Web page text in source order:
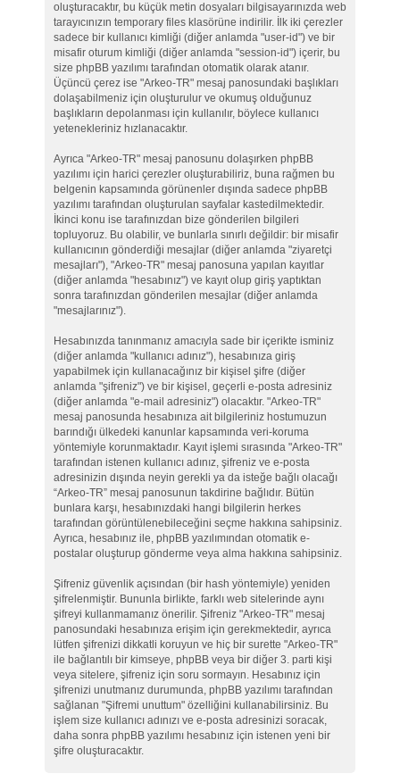
oluşturacaktır, bu küçük metin dosyaları bilgisayarınızda web
tarayıcınızın temporary files klasörüne indirilir. İlk iki çerezler
sadece bir kullanıcı kimliği (diğer anlamda "user-id") ve bir
misafir oturum kimliği (diğer anlamda "session-id") içerir, bu
size phpBB yazılımı tarafından otomatik olarak atanır.
Üçüncü çerez ise "Arkeo-TR" mesaj panosundaki başlıkları
dolaşabilmeniz için oluşturulur ve okumuş olduğunuz
başlıkların depolanması için kullanılır, böylece kullanıcı
yetenekleriniz hızlanacaktır.
Ayrıca "Arkeo-TR" mesaj panosunu dolaşırken phpBB
yazılımı için harici çerezler oluşturabiliriz, buna rağmen bu
belgenin kapsamında görünenler dışında sadece phpBB
yazılımı tarafından oluşturulan sayfalar kastedilmektedir.
İkinci konu ise tarafınızdan bize gönderilen bilgileri
topluyoruz. Bu olabilir, ve bunlarla sınırlı değildir: bir misafir
kullanıcının gönderdiği mesajlar (diğer anlamda "ziyaretçi
mesajları"), "Arkeo-TR" mesaj panosuna yapılan kayıtlar
(diğer anlamda "hesabınız") ve kayıt olup giriş yaptıktan
sonra tarafınızdan gönderilen mesajlar (diğer anlamda
"mesajlarınız").
Hesabınızda tanınmanız amacıyla sade bir içerikte isminiz
(diğer anlamda "kullanıcı adınız"), hesabınıza giriş
yapabilmek için kullanacağınız bir kişisel şifre (diğer
anlamda "şifreniz") ve bir kişisel, geçerli e-posta adresiniz
(diğer anlamda "e-mail adresiniz") olacaktır. "Arkeo-TR"
mesaj panosunda hesabınıza ait bilgileriniz hostumuzun
barındığı ülkedeki kanunlar kapsamında veri-koruma
yöntemiyle korunmaktadır. Kayıt işlemi sırasında "Arkeo-TR"
tarafından istenen kullanıcı adınız, şifreniz ve e-posta
adresinizin dışında neyin gerekli ya da isteğe bağlı olacağı
“Arkeo-TR” mesaj panosunun takdirine bağlıdır. Bütün
bunlara karşı, hesabınızdaki hangi bilgilerin herkes
tarafından görüntülenebileceğini seçme hakkına sahipsiniz.
Ayrıca, hesabınız ile, phpBB yazılımından otomatik e-
postalar oluşturup gönderme veya alma hakkına sahipsiniz.
Şifreniz güvenlik açısından (bir hash yöntemiyle) yeniden
şifrelenmiştir. Bununla birlikte, farklı web sitelerinde aynı
şifreyi kullanmamanız önerilir. Şifreniz "Arkeo-TR" mesaj
panosundaki hesabınıza erişim için gerekmektedir, ayrıca
lütfen şifrenizi dikkatli koruyun ve hiç bir surette "Arkeo-TR"
ile bağlantılı bir kimseye, phpBB veya bir diğer 3. parti kişi
veya sitelere, şifreniz için soru sormayın. Hesabınız için
şifrenizi unutmanız durumunda, phpBB yazılımı tarafından
sağlanan "Şifremi unuttum" özelliğini kullanabilirsiniz. Bu
işlem size kullanıcı adınızı ve e-posta adresinizi soracak,
daha sonra phpBB yazılımı hesabınız için istenen yeni bir
şifre oluşturacaktır.